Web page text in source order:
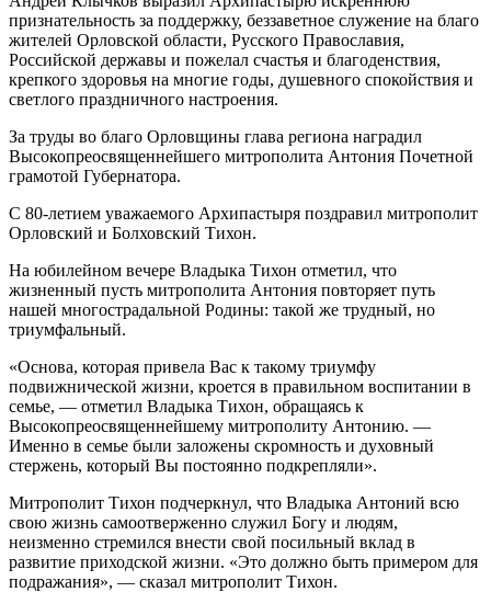
признательность за поддержку, беззаветное служение на благо
жителей Орловской области, Русского Православия,
Российской державы и пожелал счастья и благоденствия,
крепкого здоровья на многие годы, душевного спокойствия и
светлого праздничного настроения.
За труды во благо Орловщины глава региона наградил
Высокопреосвященнейшего митрополита Антония Почетной
грамотой Губернатора.
С 80-летием уважаемого Архипастыря поздравил митрополит
Орловский и Болховский Тихон.
На юбилейном вечере Владыка Тихон отметил, что
жизненный пусть митрополита Антония повторяет путь
нашей многострадальной Родины: такой же трудный, но
триумфальный.
«Основа, которая привела Вас к такому триумфу
подвижнической жизни, кроется в правильном воспитании в
семье, — отметил Владыка Тихон, обращаясь к
Высокопреосвященнейшему митрополиту Антонию. —
Именно в семье были заложены скромность и духовный
стержень, который Вы постоянно подкрепляли».
Митрополит Тихон подчеркнул, что Владыка Антоний всю
свою жизнь самоотверженно служил Богу и людям,
неизменно стремился внести свой посильный вклад в
развитие приходской жизни. «Это должно быть примером для
подражания», — сказал митрополит Тихон.